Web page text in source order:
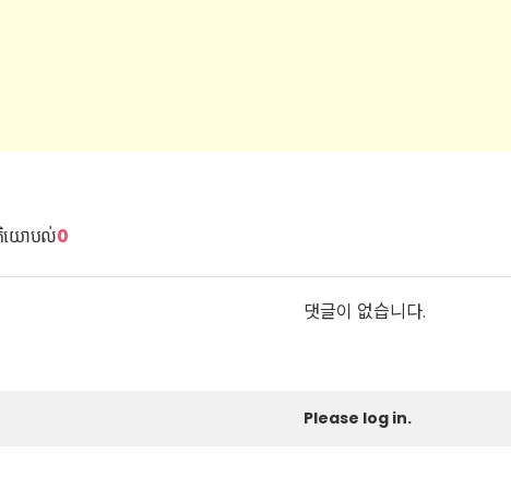
យោបល់0
댓글이 없습니다.
Please log in.